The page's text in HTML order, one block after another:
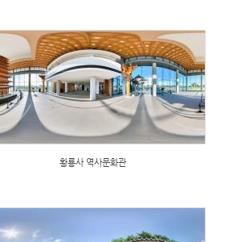
황룡사 역사문화관